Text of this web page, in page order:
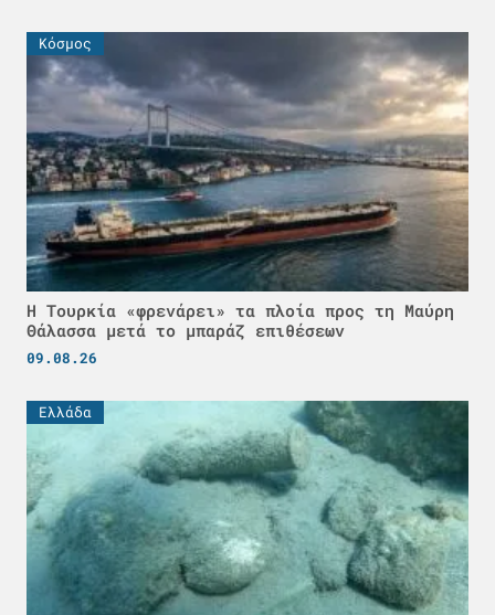
Κόσμος
Η Τουρκία «φρενάρει» τα πλοία προς τη Μαύρη
Θάλασσα μετά το μπαράζ επιθέσεων
09.08.26
Ελλάδα